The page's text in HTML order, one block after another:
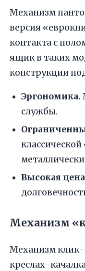
Механизм
версия
контакта с
ящик в таких
конструкции
Эргономика.
службы.
Высокая
Механизм
Механизм клик-
креслах-